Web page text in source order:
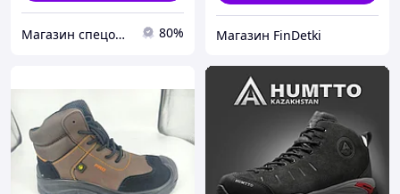
Магазин спецодежды ROBAMAG 80% Магазин FinDetki